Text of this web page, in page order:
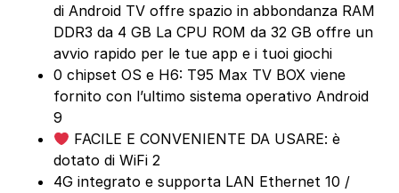
di Android TV offre spazio in abbondanza RAM
DDR3 da 4 GB La CPU ROM da 32 GB offre un
avvio rapido per le tue app e i tuoi giochi
0 chipset OS e H6: T95 Max TV BOX viene
fornito con l’ultimo sistema operativo Android
9
FACILE E CONVENIENTE DA USARE: è
dotato di WiFi 2
4G integrato e supporta LAN Ethernet 10 /